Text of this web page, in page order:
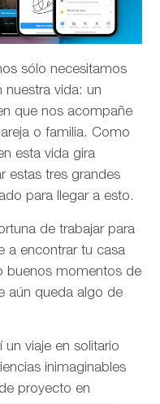
sólo necesitamos
nuestra vida: un
que nos acompañe
o familia. Como
esta vida gira
estas tres grandes
para llegar a esto.
de trabajar para
a encontrar tu casa
buenos momentos de
aún queda algo de
viaje en solitario
inimaginables
proyecto en